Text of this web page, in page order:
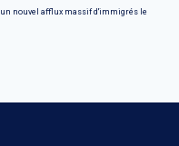
un nouvel afflux massif d'immigrés le